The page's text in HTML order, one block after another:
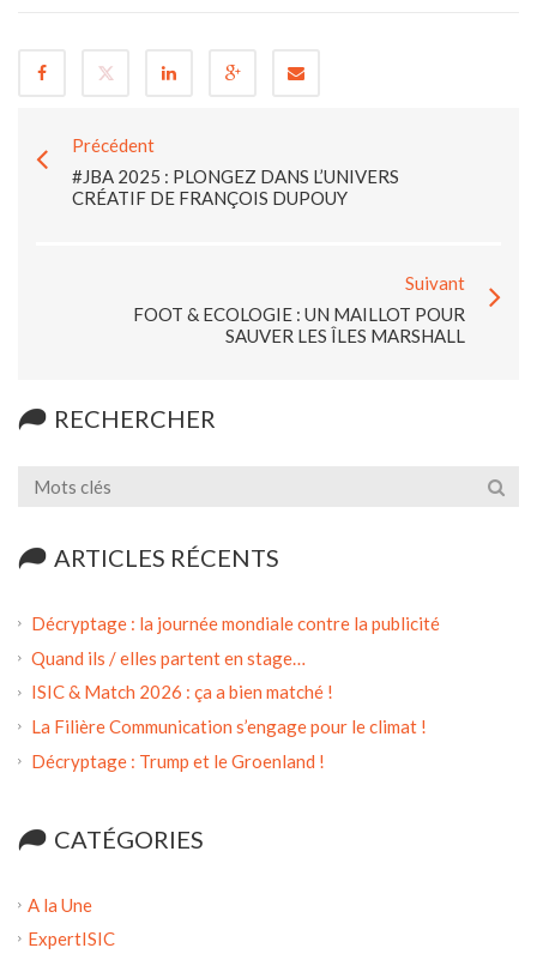
Précédent
#JBA 2025 : PLONGEZ DANS L’UNIVERS
CRÉATIF DE FRANÇOIS DUPOUY
Suivant
FOOT & ECOLOGIE : UN MAILLOT POUR
SAUVER LES ÎLES MARSHALL
RECHERCHER
ARTICLES RÉCENTS
Décryptage : la journée mondiale contre la publicité
Quand ils / elles partent en stage…
ISIC & Match 2026 : ça a bien matché !
La Filière Communication s’engage pour le climat !
Décryptage : Trump et le Groenland !
CATÉGORIES
A la Une
ExpertISIC